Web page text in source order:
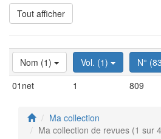
Tout afficher
Nom (1) Vol. (1) N°
01net
1 809
Ma collection
Ma collection de revues (1 sur